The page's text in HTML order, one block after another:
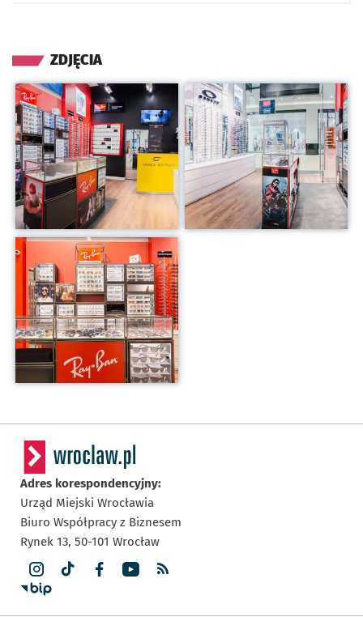
ZDJĘCIA
Kliknij, aby powiększyć Kliknij, aby powiększyć
Kliknij, aby powiększyć
Adres korespondencyjny:
Urząd Miejski Wrocławia
Biuro Współpracy z Biznesem
Rynek 13, 50-101 Wrocław